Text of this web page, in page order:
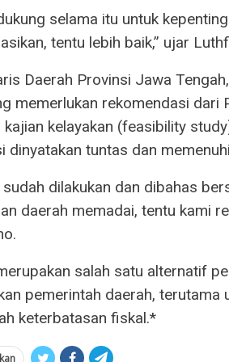
selama itu untuk
tentu lebih baik,” ujar
Daerah Provinsi Jawa
memerlukan rekomendasi dari
kajian kelayakan (feasibility
dinyatakan tuntas dan
sudah dilakukan dan dibahas
daerah memadai, tentu kami
salah satu alternatif
pemerintah daerah,
keterbatasan fiskal.*